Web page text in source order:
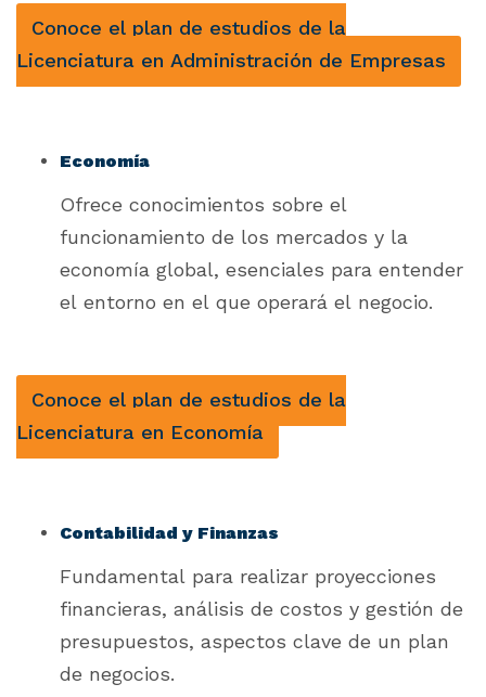
Conoce el plan de estudios de la
Licenciatura en Administración de Empresas
Economía
Ofrece conocimientos sobre el
funcionamiento de los mercados y la
economía global, esenciales para entender
el entorno en el que operará el negocio.
Conoce el plan de estudios de la
Licenciatura en Economía
Contabilidad y Finanzas
Fundamental para realizar proyecciones
financieras, análisis de costos y gestión de
presupuestos, aspectos clave de un plan
de negocios.